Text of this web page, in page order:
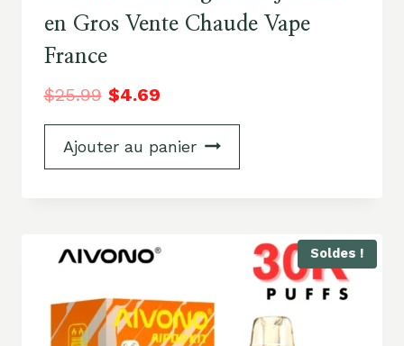
en Gros Vente Chaude Vape
France
$25.99 $4.69
Ajouter au panier
Soldes !